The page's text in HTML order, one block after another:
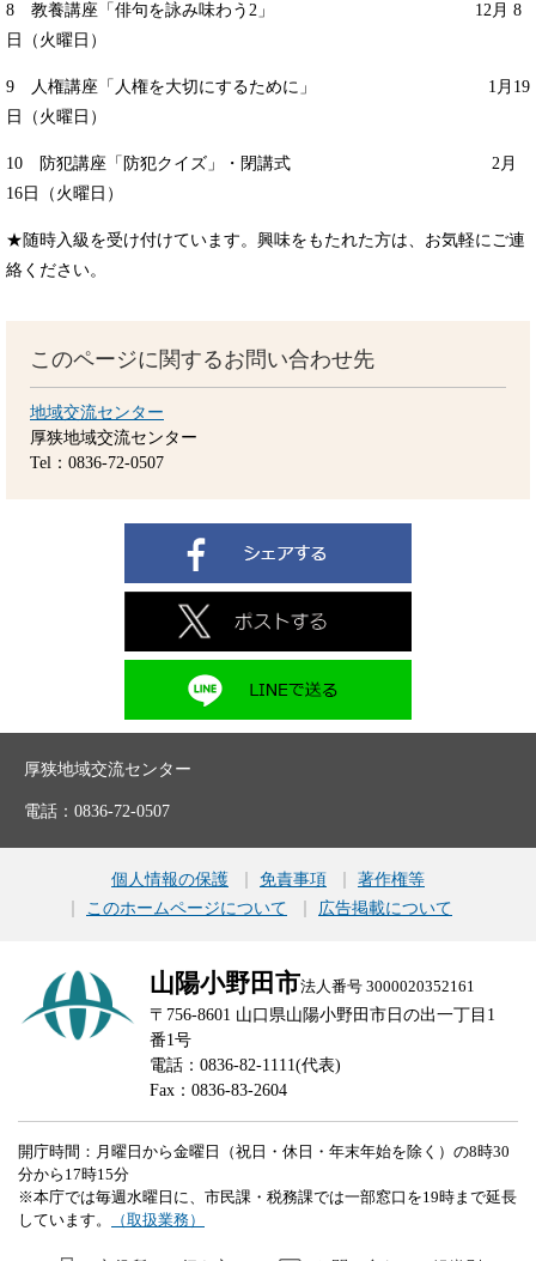
8 教養講座「俳句を詠み味わう2」 12月 8
日（火曜日）
9 人権講座「人権を大切にするために」 1月19
日（火曜日）
10 防犯講座「防犯クイズ」・閉講式 2月
16日（火曜日）
★随時入級を受け付けています。興味をもたれた方は、お気軽にご連
絡ください。
このページに関するお問い合わせ先
地域交流センター
厚狭地域交流センター
Tel：0836-72-0507
厚狭地域交流センター
電話：0836-72-0507
個人情報の保護 免責事項
著作権等
このホームページについて
広告掲載について
山陽小野田市法人番号 3000020352161
〒756-8601 山口県山陽小野田市日の出一丁目1
番1号
電話：0836-82-1111(代表)
Fax：0836-83-2604
開庁時間：月曜日から金曜日（祝日・休日・年末年始を除く）の8時30
分から17時15分
※本庁では毎週水曜日に、市民課・税務課では一部窓口を19時まで延長
しています。
（取扱業務）